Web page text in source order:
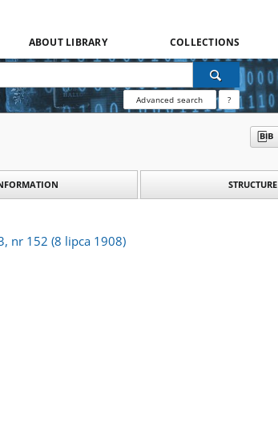
ABOUT LIBRARY COLLECTIONS
Advanced search ?
STRUCTURE
nr 152 (8 lipca 1908)